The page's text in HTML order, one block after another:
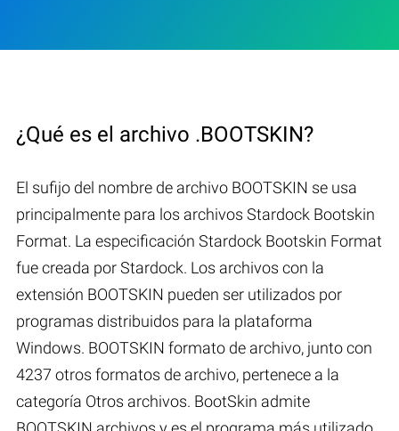
¿Qué es el archivo .BOOTSKIN?
El sufijo del nombre de archivo BOOTSKIN se usa
principalmente para los archivos Stardock Bootskin
Format. La especificación Stardock Bootskin Format
fue creada por Stardock. Los archivos con la
extensión BOOTSKIN pueden ser utilizados por
programas distribuidos para la plataforma
Windows. BOOTSKIN formato de archivo, junto con
4237 otros formatos de archivo, pertenece a la
categoría Otros archivos. BootSkin admite